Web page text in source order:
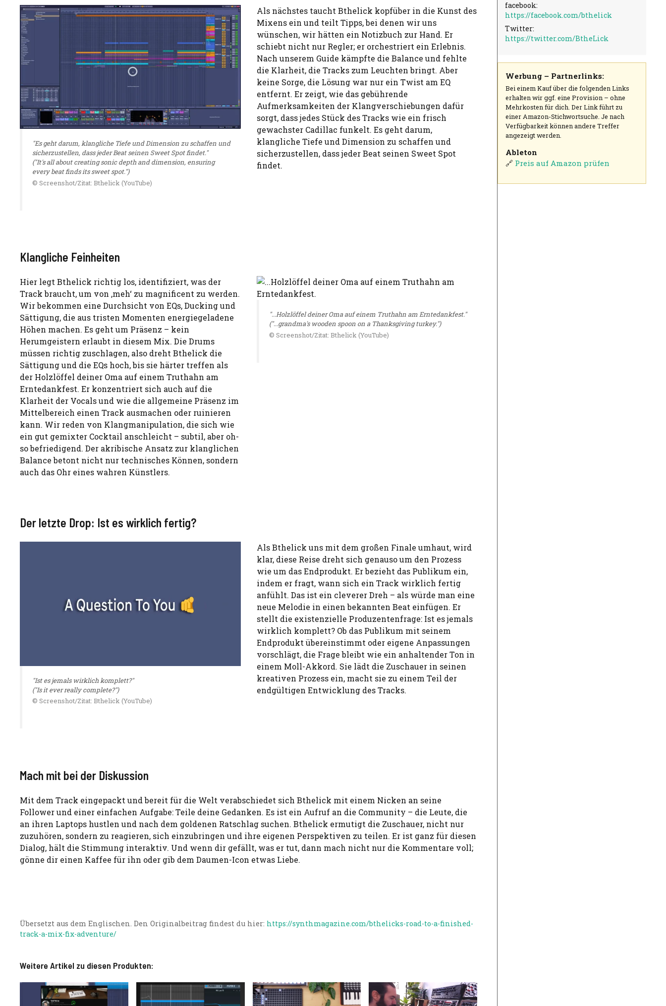
"Es geht darum, klangliche Tiefe und Dimension zu schaffen und
sicherzustellen, dass jeder Beat seinen Sweet Spot findet."
("It's all about creating sonic depth and dimension, ensuring
every beat finds its sweet spot.")
© Screenshot/Zitat: Bthelick (YouTube)
Als nächstes taucht Bthelick kopfüber in die Kunst des
Mixens ein und teilt Tipps, bei denen wir uns
wünschen, wir hätten ein Notizbuch zur Hand. Er
schiebt nicht nur Regler; er orchestriert ein Erlebnis.
Nach unserem Guide kämpfte die Balance und fehlte
die Klarheit, die Tracks zum Leuchten bringt. Aber
keine Sorge, die Lösung war nur ein Twist am EQ
entfernt. Er zeigt, wie das gebührende
Aufmerksamkeiten der Klangverschiebungen dafür
sorgt, dass jedes Stück des Tracks wie ein frisch
gewachster Cadillac funkelt. Es geht darum,
klangliche Tiefe und Dimension zu schaffen und
sicherzustellen, dass jeder Beat seinen Sweet Spot
findet.
Klangliche Feinheiten
Hier legt Bthelick richtig los, identifiziert, was der
Track braucht, um von ‚meh‘ zu magnificent zu werden.
Wir bekommen eine Durchsicht von EQs, Ducking und
Sättigung, die aus tristen Momenten energiegeladene
Höhen machen. Es geht um Präsenz – kein
Herumgeistern erlaubt in diesem Mix. Die Drums
müssen richtig zuschlagen, also dreht Bthelick die
Sättigung und die EQs hoch, bis sie härter treffen als
der Holzlöffel deiner Oma auf einem Truthahn am
Erntedankfest. Er konzentriert sich auch auf die
Klarheit der Vocals und wie die allgemeine Präsenz im
Mittelbereich einen Track ausmachen oder ruinieren
kann. Wir reden von Klangmanipulation, die sich wie
ein gut gemixter Cocktail anschleicht – subtil, aber oh-
so befriedigend. Der akribische Ansatz zur klanglichen
Balance betont nicht nur technisches Können, sondern
auch das Ohr eines wahren Künstlers.
"...Holzlöffel deiner Oma auf einem Truthahn am Erntedankfest."
("...grandma's wooden spoon on a Thanksgiving turkey.")
© Screenshot/Zitat: Bthelick (YouTube)
Der letzte Drop: Ist es wirklich fertig?
"Ist es jemals wirklich komplett?"
("Is it ever really complete?")
© Screenshot/Zitat: Bthelick (YouTube)
Als Bthelick uns mit dem großen Finale umhaut, wird
klar, diese Reise dreht sich genauso um den Prozess
wie um das Endprodukt. Er bezieht das Publikum ein,
indem er fragt, wann sich ein Track wirklich fertig
anfühlt. Das ist ein cleverer Dreh – als würde man eine
neue Melodie in einen bekannten Beat einfügen. Er
stellt die existenzielle Produzentenfrage: Ist es jemals
wirklich komplett? Ob das Publikum mit seinem
Endprodukt übereinstimmt oder eigene Anpassungen
vorschlägt, die Frage bleibt wie ein anhaltender Ton in
einem Moll-Akkord. Sie lädt die Zuschauer in seinen
kreativen Prozess ein, macht sie zu einem Teil der
endgültigen Entwicklung des Tracks.
Mach mit bei der Diskussion
Mit dem Track eingepackt und bereit für die Welt verabschiedet sich Bthelick mit einem Nicken an seine
Follower und einer einfachen Aufgabe: Teile deine Gedanken. Es ist ein Aufruf an die Community – die Leute, die
an ihren Laptops hustlen und nach dem goldenen Ratschlag suchen. Bthelick ermutigt die Zuschauer, nicht nur
zuzuhören, sondern zu reagieren, sich einzubringen und ihre eigenen Perspektiven zu teilen. Er ist ganz für diesen
Dialog, hält die Stimmung interaktiv. Und wenn dir gefällt, was er tut, dann mach nicht nur die Kommentare voll;
gönne dir einen Kaffee für ihn oder gib dem Daumen-Icon etwas Liebe.
Übersetzt aus dem Englischen. Den Originalbeitrag findest du hier: https://synthmagazine.com/bthelicks-road-to-a-finished-
track-a-mix-fix-adventure/
Weitere Artikel zu diesen Produkten:
facebook:
https://facebook.com/bthelick
Twitter:
https://twitter.com/BtheLick
Werbung – Partnerlinks:
Bei einem Kauf über die folgenden Links
erhalten wir ggf. eine Provision – ohne
Mehrkosten für dich. Der Link führt zu
einer Amazon-Stichwortsuche. Je nach
Verfügbarkeit können andere Treffer
angezeigt werden.
Ableton
🔗 Preis auf Amazon prüfen